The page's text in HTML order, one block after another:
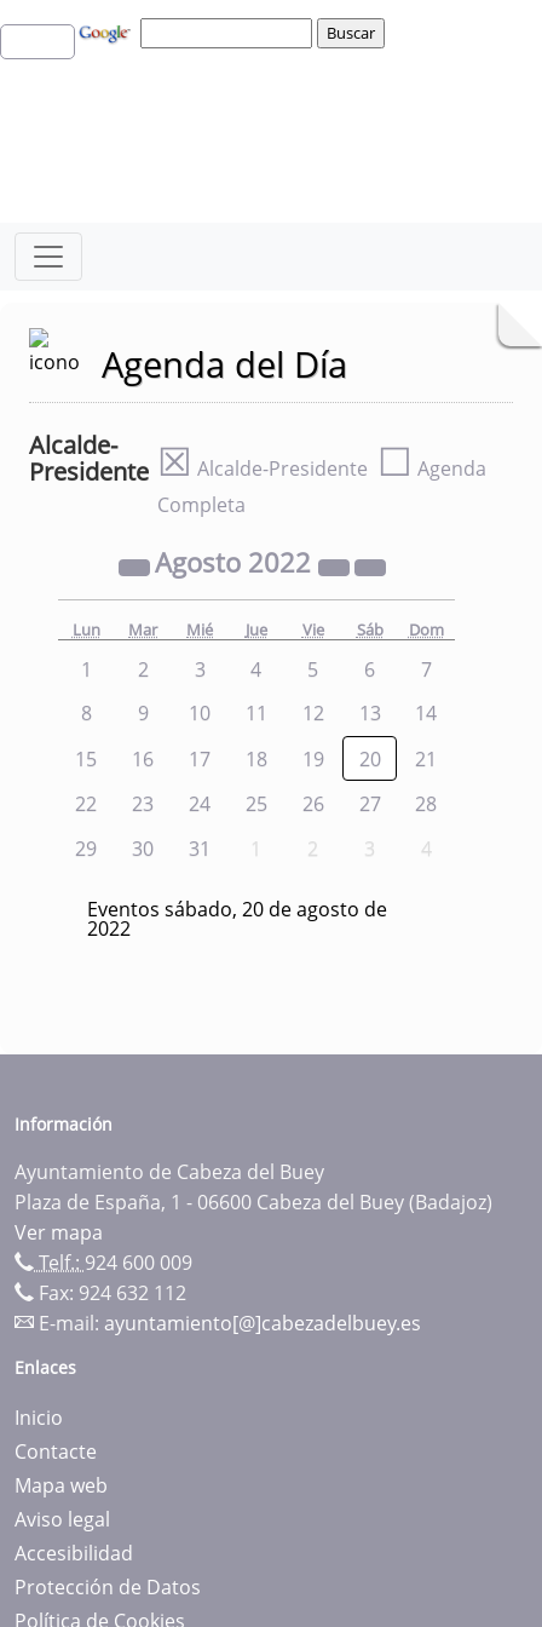
Agenda del Día
Alcalde-
Presidente ☒ Alcalde-Presidente ☐ Agenda
Completa
Agosto 2022
Lun Mar Mié Jue Vie Sáb Dom
1 2 3 4 5 6
7
8
9 10 11 12 13
14
15
16 17 18 19 20
21
22
23 24 25 26 27
28
29
30 31 1 2 3 4
Eventos sábado, 20 de agosto de
2022
Información
Ayuntamiento de Cabeza del Buey
Plaza de España, 1 - 06600 Cabeza del Buey (Badajoz)
Ver mapa
Telf.: 924 600 009
Fax: 924 632 112
E-mail: ayuntamiento[@]cabezadelbuey.es
Enlaces
Inicio
Contacte
Mapa web
Aviso legal
Accesibilidad
Protección de Datos
Política de Cookies